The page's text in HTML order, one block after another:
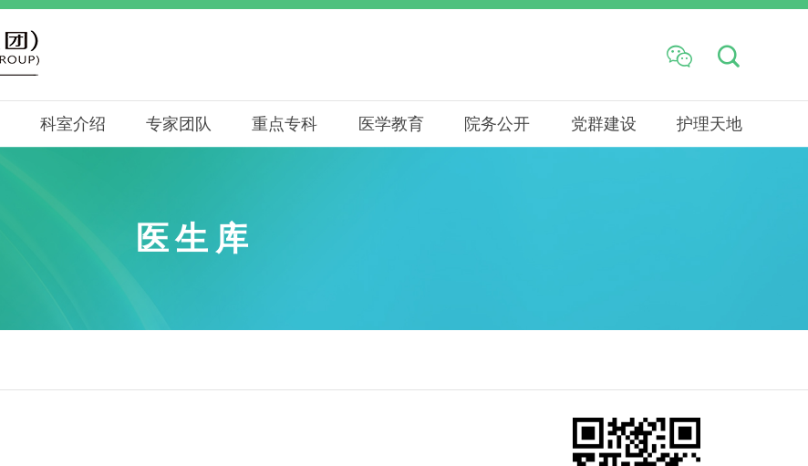
 
科室介绍 专家团队 重点专科 医学教育 院务公开 党群建设 护理天地
医生库